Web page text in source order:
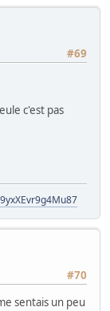
#69
c'est pas
#70
sentais un peu